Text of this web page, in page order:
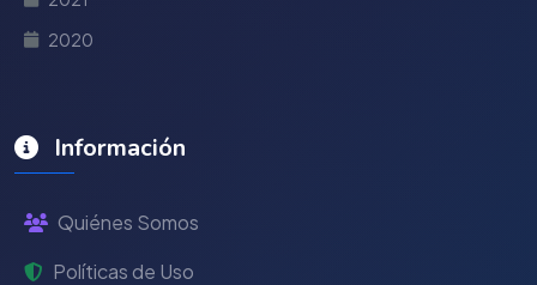
2020
Información
Quiénes Somos
Políticas de Uso